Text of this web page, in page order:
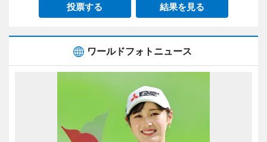
投票する 結果を見る
ワールドフォトニュース